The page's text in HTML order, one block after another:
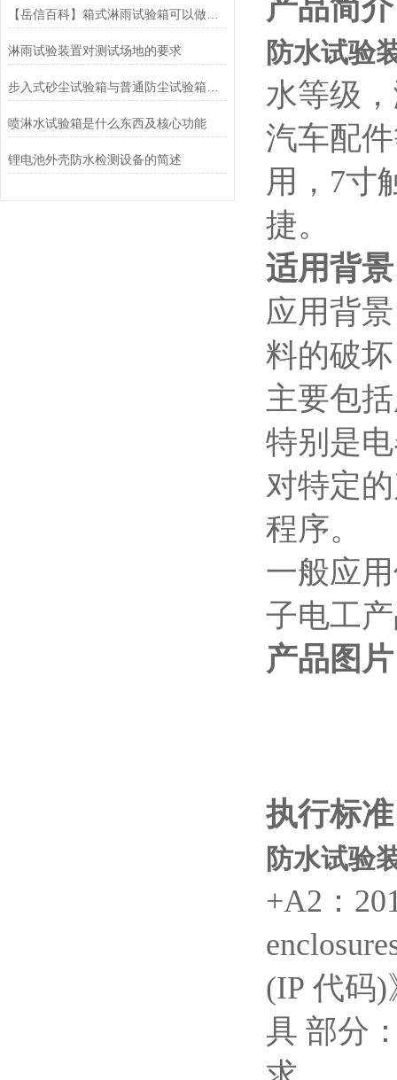
【岳信百科】箱式淋雨试验箱可以做多大尺寸的？
淋雨试验装置对测试场地的要求
喷淋水试验箱是什么东西及核心功能
锂电池外壳防水检测设备的简述
产品简介
防水试验
水等级
汽车配
用，7寸
捷。
适用背景
应用背
料的破
主要包
特别是
对特定
程序。
一般应
子电工
产品图片
执行标准
防水试验
+A2：
(IP 代码)
具 部分